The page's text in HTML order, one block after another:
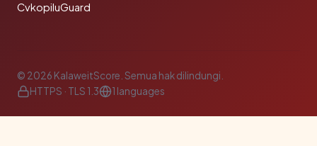
CvkopiluGuard
© 2026 KalaweitScore. Semua hak dilindungi.
HTTPS · TLS 1.3
1 languages